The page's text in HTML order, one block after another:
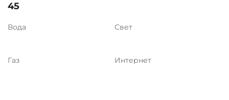
45
Вода Свет
Газ Интернет